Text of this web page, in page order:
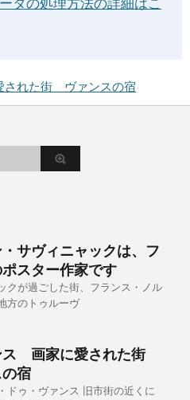
タの処理方法の詳細はこ
れた街 ヴァンスの宿
サヴィニャックは、フ
スター作家です
クが過ごした街、フランス・ノル
方のトゥルーヴ
ス 画家に愛された街
宿
ドゥ・ヴァンス 旧市街の近くに